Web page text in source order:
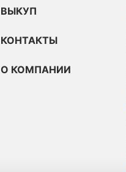
ВЫКУП
КОНТАКТЫ
О КОМПАНИИ